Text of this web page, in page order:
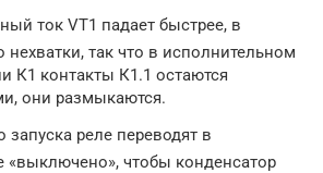
ток VT1 падает быстрее, в
нехватки, так что в исполнительном
К1 контакты К1.1 остаются
они размыкаются.
запуска реле переводят в
«выключено», чтобы конденсатор